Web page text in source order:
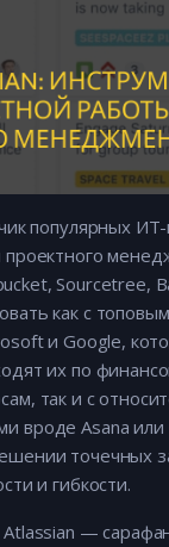
популярных
Sourcetree,
как с
и Google,
их по
так и с
вроде Asana или
точечных
и гибкости.
—